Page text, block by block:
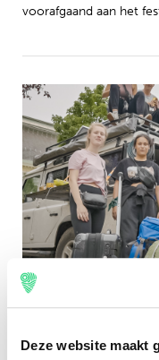
Deze website maakt
voorafgaand aan het